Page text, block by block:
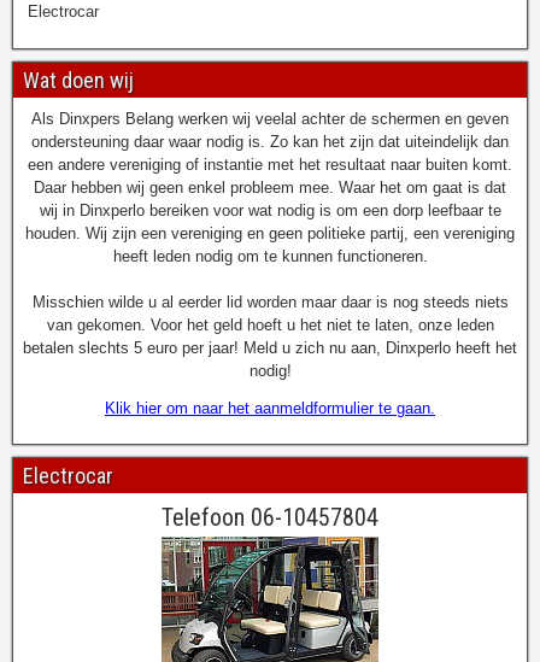
Electrocar
Wat doen wij
Als Dinxpers Belang werken wij veelal achter de schermen en geven
ondersteuning daar waar nodig is. Zo kan het zijn dat uiteindelijk dan
een andere vereniging of instantie met het resultaat naar buiten komt.
Daar hebben wij geen enkel probleem mee. Waar het om gaat is dat
wij in Dinxperlo bereiken voor wat nodig is om een dorp leefbaar te
houden. Wij zijn een vereniging en geen politieke partij, een vereniging
heeft leden nodig om te kunnen functioneren.
Misschien wilde u al eerder lid worden maar daar is nog steeds niets
van gekomen. Voor het geld hoeft u het niet te laten, onze leden
betalen slechts 5 euro per jaar! Meld u zich nu aan, Dinxperlo heeft het
nodig!
Klik hier om naar het aanmeldformulier te gaan.
Electrocar
Telefoon 06-10457804